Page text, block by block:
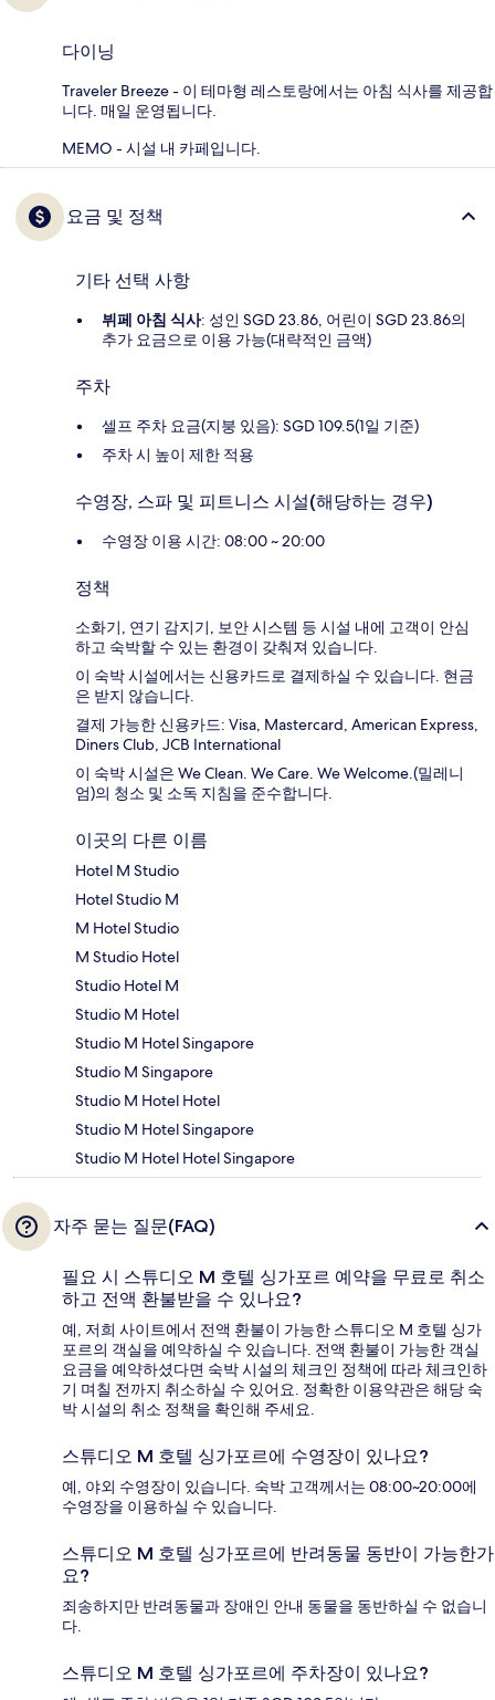
다이닝
Traveler Breeze - 이 테마형 레스토랑에서는 아침 식사를 제공합
니다. 매일 운영됩니다.
MEMO - 시설 내 카페입니다.
요금 및 정책
기타 선택 사항
뷔페 아침 식사: 성인 SGD 23.86, 어린이 SGD 23.86의
추가 요금으로 이용 가능(대략적인 금액)
주차
셀프 주차 요금(지붕 있음): SGD 109.5(1일 기준)
주차 시 높이 제한 적용
수영장, 스파 및 피트니스 시설(해당하는 경우)
수영장 이용 시간: 08:00 ~ 20:00
정책
소화기, 연기 감지기, 보안 시스템 등 시설 내에 고객이 안심
하고 숙박할 수 있는 환경이 갖춰져 있습니다.
이 숙박 시설에서는 신용카드로 결제하실 수 있습니다. 현금
은 받지 않습니다.
결제 가능한 신용카드: Visa, Mastercard, American Express,
Diners Club, JCB International
이 숙박 시설은 We Clean. We Care. We Welcome.(밀레니
엄)의 청소 및 소독 지침을 준수합니다.
이곳의 다른 이름
Hotel M Studio
Hotel Studio M
M Hotel Studio
M Studio Hotel
Studio Hotel M
Studio M Hotel
Studio M Hotel Singapore
Studio M Singapore
Studio M Hotel Hotel
Studio M Hotel Singapore
Studio M Hotel Hotel Singapore
자주 묻는 질문(FAQ)
필요 시 스튜디오 M 호텔 싱가포르 예약을 무료로 취소
하고 전액 환불받을 수 있나요?
예, 저희 사이트에서 전액 환불이 가능한 스튜디오 M 호텔 싱가
포르의 객실을 예약하실 수 있습니다. 전액 환불이 가능한 객실
요금을 예약하셨다면 숙박 시설의 체크인 정책에 따라 체크인하
기 며칠 전까지 취소하실 수 있어요. 정확한 이용약관은 해당 숙
박 시설의 취소 정책을 확인해 주세요.
스튜디오 M 호텔 싱가포르에 수영장이 있나요?
예, 야외 수영장이 있습니다. 숙박 고객께서는 08:00~20:00에
수영장을 이용하실 수 있습니다.
스튜디오 M 호텔 싱가포르에 반려동물 동반이 가능한가
요?
죄송하지만 반려동물과 장애인 안내 동물을 동반하실 수 없습니
다.
스튜디오 M 호텔 싱가포르에 주차장이 있나요?